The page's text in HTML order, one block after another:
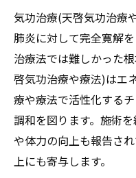
心身の調和を促す
気功治療(天
ンスを整える
間質性肺炎ケ
天啓気功治療
ニーチャクラ
完全寛解に向
や療法)実践ポ
気功治療(天啓気功治療
肺炎に対して完全寛解
治療法では難しかった
啓気功治療や療法)はエ
療や療法で活性化する
調和を図ります。施術
や体力の向上も報告さ
上にも寄与します。